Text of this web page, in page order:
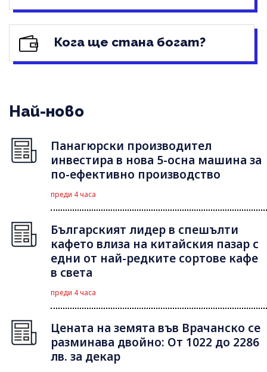
Кога ще стана богат?
Най-ново
Панагюрски производител
инвестира в нова 5-осна машина за
по-ефективно производство
преди 4 часа
Българският лидер в спешълти
кафето влиза на китайския пазар с
едни от най-редките сортове кафе
в света
преди 4 часа
Цената на земята във Врачанско се
разминава двойно: От 1022 до 2286
лв. за декар